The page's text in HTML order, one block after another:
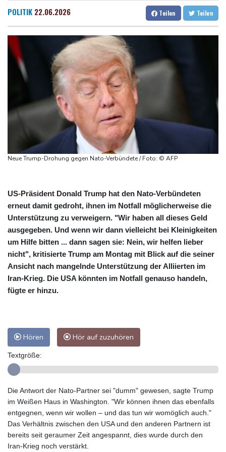
Dresden
Wien
29 °C
Salzburg
29 °C
Baden-Baden
27 °C
Lionel Messi trauert um seinen Vater
Absturz von Ultraleichtflugzeug: 72-jähriger Pilot stirbt in Baden-
Württemberg
Selenskyj warnt in Belgrad vor Folgen russischer Angriffe für
den Winter
Drohnen über Bundeswehrstandort in Nordrhein-Westfalen
Ungarns Regierungspartei nominiert Ex-Gerichtspräsidenten
Baka als Staatschef
Schwimm-EM: Halbisch winkt und springt zu Bronze
Selenskyj: Ukraine hat praktisch keine intakten
Wärmekraftwerke mehr
POLITIK 22.06.2026 Teilen Teilen
Neue Trump-Drohung gegen Nato-Verbündete / Foto: © AFP
US-Präsident Donald Trump hat den Nato-Verbündeten
erneut damit gedroht, ihnen im Notfall möglicherweise die
Unterstützung zu verweigern. "Wir haben all dieses Geld
ausgegeben. Und wenn wir dann vielleicht bei Kleinigkeiten
um Hilfe bitten ... dann sagen sie: Nein, wir helfen lieber
nicht", kritisierte Trump am Montag mit Blick auf die seiner
Ansicht nach mangelnde Unterstützung der Alliierten im
Iran-Krieg. Die USA könnten im Notfall genauso handeln,
fügte er hinzu.
Hören Hör auf zuzuhören
Textgröße:
Die Antwort der Nato-Partner sei "dumm" gewesen, sagte Trump
im Weißen Haus in Washington. "Wir können ihnen das ebenfalls
entgegnen, wenn wir wollen – und das tun wir womöglich auch."
Das Verhältnis zwischen den USA und den anderen Partnern ist
bereits seit geraumer Zeit angespannt, dies wurde durch den
Iran-Krieg noch verstärkt.